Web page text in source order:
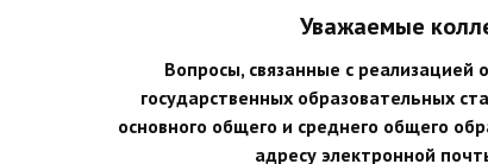
Уважаемые
Вопросы, связанные с
государственных образовательных
основного общего и среднего общего
адресу электронной